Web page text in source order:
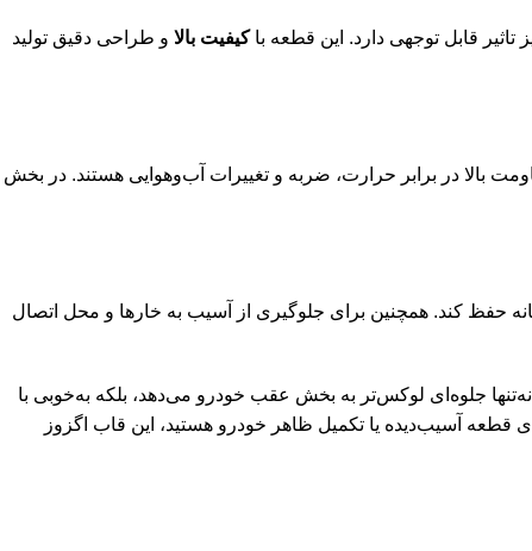
کیفیت بالا و طراحی دقیق تولید
بالا در برابر حرارت، ضربه و تغییرات آب‌وهوایی هستند. در بخش
حفظ کند. همچنین برای جلوگیری از آسیب به خارها و محل اتصال
مقاوم، نه‌تنها جلوه‌ای لوکس‌تر به بخش عقب خودرو می‌دهد، بلکه به‌خوبی با
قطعه آسیب‌دیده یا تکمیل ظاهر خودرو هستید، این قاب اگزوز